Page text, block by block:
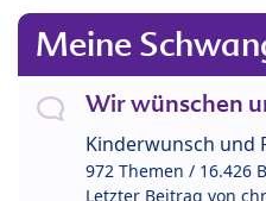
Meine
Wir wünschen
Kinderwunsch und
972 Themen / 16.426
Letzter Beitrag von